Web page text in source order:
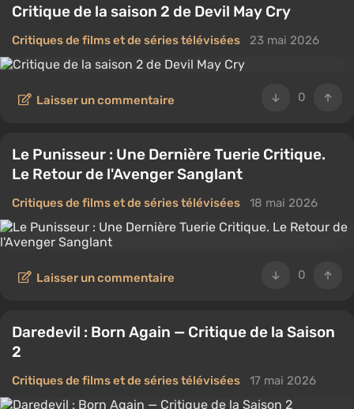
Critique de la saison 2 de Devil May Cry
Critiques de films et de séries télévisées 23 mai 2026
0
Laisser un commentaire
Le Punisseur : Une Dernière Tuerie Critique.
Le Retour de l'Avenger Sanglant
Critiques de films et de séries télévisées 18 mai 2026
0
Laisser un commentaire
Daredevil : Born Again — Critique de la Saison
2
Critiques de films et de séries télévisées 17 mai 2026